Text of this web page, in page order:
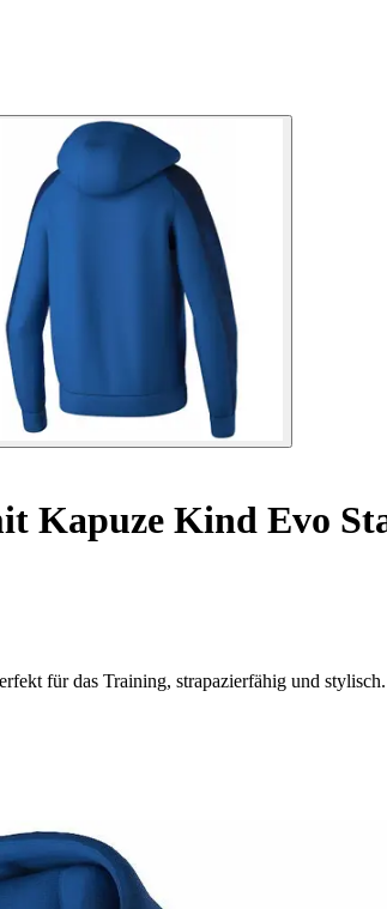
Kapuze Kind Evo
für das Training, strapazierfähig und stylisch.